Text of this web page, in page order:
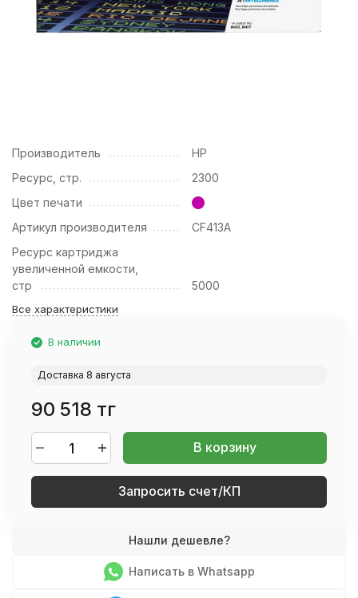
Производитель
HP
Ресурс, стр.
2300
Цвет печати
Артикул производителя
CF413A
Ресурс картриджа
увеличенной емкости,
стр
5000
Все характеристики
В наличии
Доставка 8 августа
90 518 тг
В корзину
Запросить счет/КП
Написать в Whatsapp